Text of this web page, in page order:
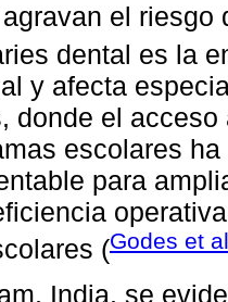
el riesgo
dental es la
y afecta
donde el
escolares
para
(Godes et
India, se